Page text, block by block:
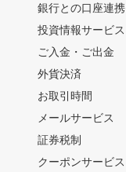
銀行との口座連携
投資情報サービス
ご入金・ご出金
外貨決済
お取引時間
メールサービス
証券税制
クーポンサービス